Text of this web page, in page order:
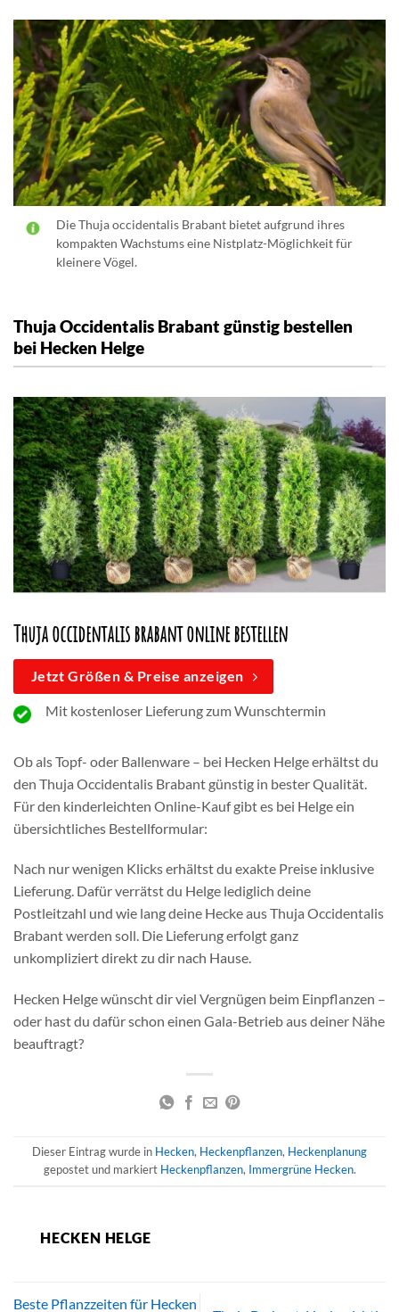
Die Thuja occidentalis Brabant bietet aufgrund ihres
kompakten Wachstums eine Nistplatz-Möglichkeit für
kleinere Vögel.
Thuja Occidentalis Brabant günstig bestellen
bei Hecken Helge
Thuja occidentalis brabant online bestellen
Jetzt Größen & Preise anzeigen
Mit kostenloser Lieferung zum Wunschtermin
Ob als Topf- oder Ballenware – bei Hecken Helge erhältst du
den Thuja Occidentalis Brabant günstig in bester Qualität.
Für den kinderleichten Online-Kauf gibt es bei Helge ein
übersichtliches Bestellformular:
Nach nur wenigen Klicks erhältst du exakte Preise inklusive
Lieferung. Dafür verrätst du Helge lediglich deine
Postleitzahl und wie lang deine Hecke aus Thuja Occidentalis
Brabant werden soll. Die Lieferung erfolgt ganz
unkompliziert direkt zu dir nach Hause.
Hecken Helge wünscht dir viel Vergnügen beim Einpflanzen –
oder hast du dafür schon einen Gala-Betrieb aus deiner Nähe
beauftragt?
Dieser Eintrag wurde in Hecken, Heckenpflanzen, Heckenplanung
gepostet und markiert Heckenpflanzen, Immergrüne Hecken.
HECKEN HELGE
Beste Pflanzzeiten für Hecken